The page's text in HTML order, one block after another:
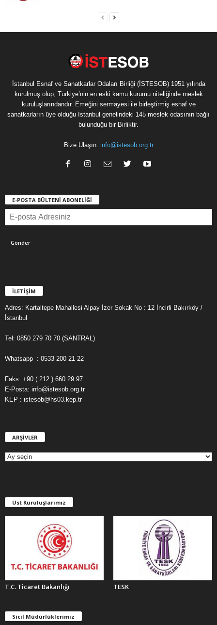
İstanbul Esnaf ve Sanatkarlar Odaları Birliği (İSTESOB) 1951 yılında
kurulmuş olup, Türkiye’nin en eski kamu kurumu niteliğinde meslek
kuruluşlarındandır. Emeğini sermayesi ile birleştirmiş esnaf ve
sanatkarların üye olduğu İstanbul genelindeki 145 meslek odasının bağlı
bulunduğu bir Birliktir.
Bize Ulaşın: info@istesob.org.tr
E-POSTA BÜLTENİ ABONELİĞİ
İLETİŞİM
Adres: Kartaltepe Mahallesi Alpay İzer Sokak No : 12 İncirli Bakırköy /
İstanbul
Tel: 0850 279 70 70 (SANTRAL)
Whatsapp : 0533 200 21 22
Faks: +90 ( 212 ) 660 29 97
E-Posta: info@istesob.org.tr
KEP : istesob@hs03.kep.tr
ARŞİVLER
E
R
Üst Kuruluşlarımız
T.C. Ticaret Bakanlığı TESK
Sicil Müdürlüklerimiz